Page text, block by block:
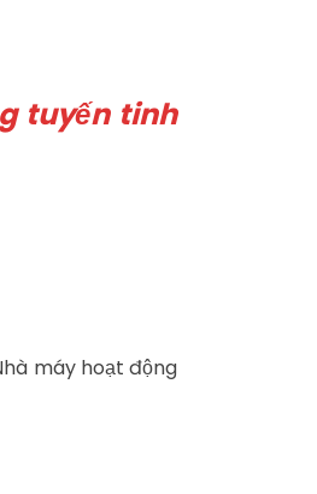
tuyến tinh
máy hoạt động